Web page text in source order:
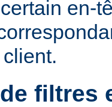
en-
filtres